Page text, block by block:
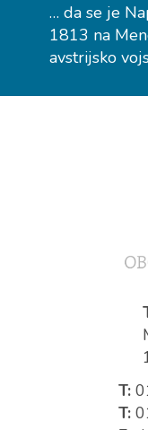
… da se je
1813 na
avstrijsko
T:
T: